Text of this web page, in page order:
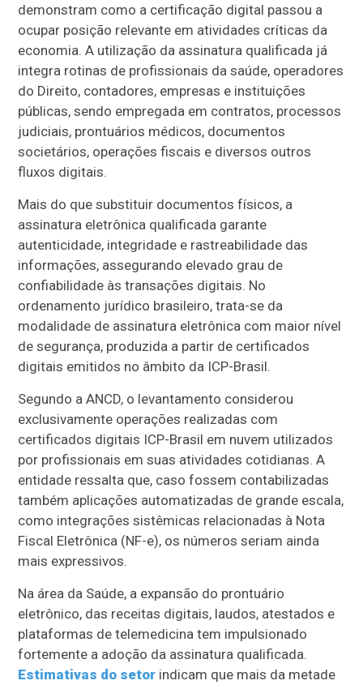
demonstram como a certificação digital passou a
ocupar posição relevante em atividades críticas da
economia. A utilização da assinatura qualificada já
integra rotinas de profissionais da saúde, operadores
do Direito, contadores, empresas e instituições
públicas, sendo empregada em contratos, processos
judiciais, prontuários médicos, documentos
societários, operações fiscais e diversos outros
fluxos digitais.
Mais do que substituir documentos físicos, a
assinatura eletrônica qualificada garante
autenticidade, integridade e rastreabilidade das
informações, assegurando elevado grau de
confiabilidade às transações digitais. No
ordenamento jurídico brasileiro, trata-se da
modalidade de assinatura eletrônica com maior nível
de segurança, produzida a partir de certificados
digitais emitidos no âmbito da ICP-Brasil.
Segundo a ANCD, o levantamento considerou
exclusivamente operações realizadas com
certificados digitais ICP-Brasil em nuvem utilizados
por profissionais em suas atividades cotidianas. A
entidade ressalta que, caso fossem contabilizadas
também aplicações automatizadas de grande escala,
como integrações sistêmicas relacionadas à Nota
Fiscal Eletrônica (NF-e), os números seriam ainda
mais expressivos.
Na área da Saúde, a expansão do prontuário
eletrônico, das receitas digitais, laudos, atestados e
plataformas de telemedicina tem impulsionado
fortemente a adoção da assinatura qualificada.
Estimativas do setor indicam que mais da metade